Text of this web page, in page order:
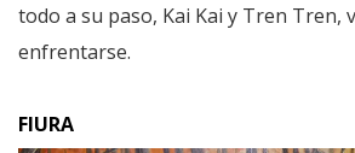
todo a su paso, Kai Kai y Tren Tren,
enfrentarse.
FIURA